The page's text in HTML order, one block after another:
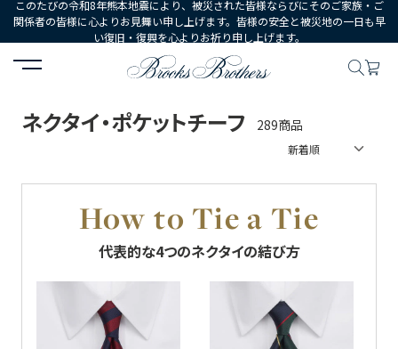
このたびの令和8年熊本地震により、被災された皆様ならびにそのご家族・ご
関係者の皆様に心よりお見舞い申し上げます。皆様の安全と被災地の一日も早
い復旧・復興を心よりお祈り申し上げます。
HOME シューズ・アクセサリー ネクタイ・ポケットチーフ
ネクタイ・ポケットチーフ 289商品
How to Tie a Tie
代表的な4つのネクタイの結び方